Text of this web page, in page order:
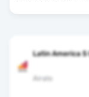
Latin America 5
Airalo